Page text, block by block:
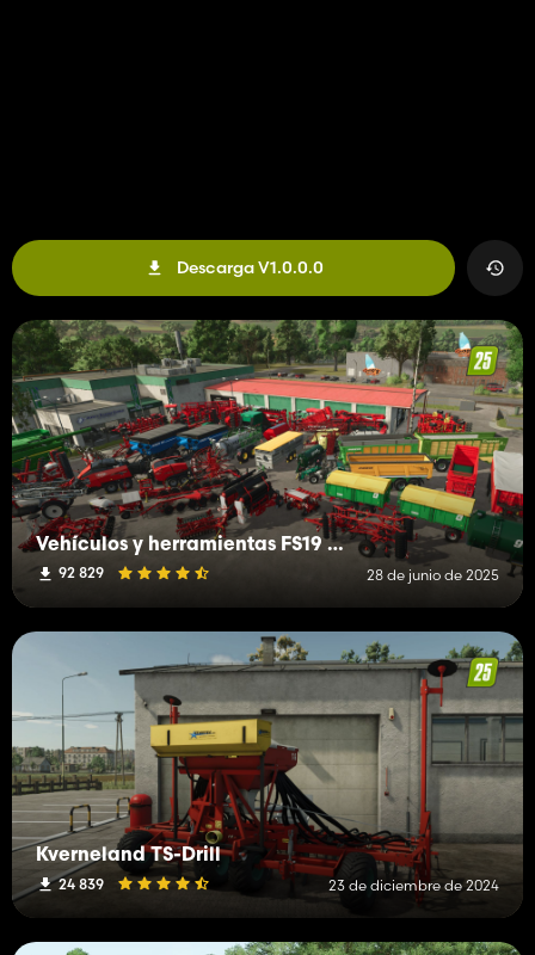
Descarga V1.0.0.0
Vehículos y herramientas FS19 (H-K)
92 829 28 de junio de 2025
Kverneland TS-Drill
24 839 23 de diciembre de 2024